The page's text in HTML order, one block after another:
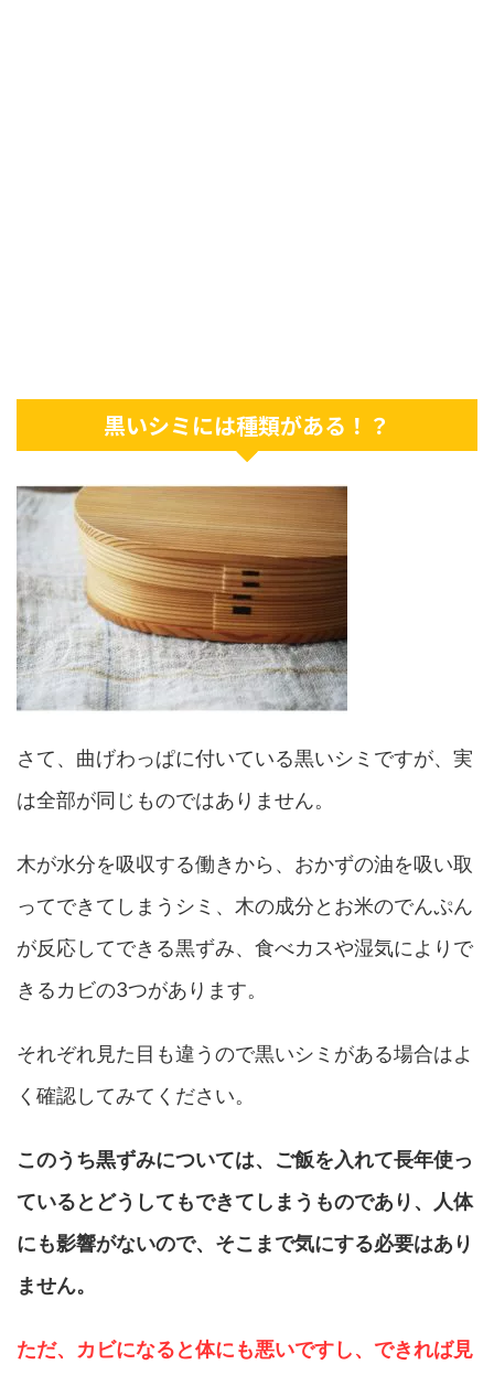
黒いシミには種類がある！？
さて、曲げわっぱに付いている黒いシミですが、実
は全部が同じものではありません。
木が水分を吸収する働きから、おかずの油を吸い取
ってできてしまうシミ、木の成分とお米のでんぷん
が反応してできる黒ずみ、食べカスや湿気によりで
きるカビの3つがあります。
それぞれ見た目も違うので黒いシミがある場合はよ
く確認してみてください。
このうち黒ずみについては、ご飯を入れて長年使っ
ているとどうしてもできてしまうものであり、人体
にも影響がないので、そこまで気にする必要はあり
ません。
ただ、カビになると体にも悪いですし、できれば見